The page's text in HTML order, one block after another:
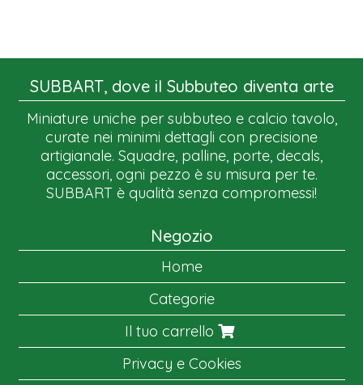
SUBBART, dove il Subbuteo diventa arte
Miniature uniche per subbuteo e calcio tavolo,
curate nei minimi dettagli con precisione
artigianale. Squadre, palline, porte, decals,
accessori, ogni pezzo è su misura per te.
SUBBART è qualità senza compromessi!
Negozio
Home
Categorie
Il tuo carrello
Privacy e Cookies